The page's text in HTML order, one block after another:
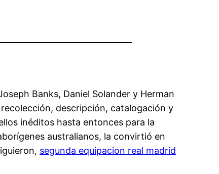
Banks, Daniel Solander y Herman
descripción, catalogación y
inéditos hasta entonces para la
australianos, la convirtió en
segunda equipacion real madrid